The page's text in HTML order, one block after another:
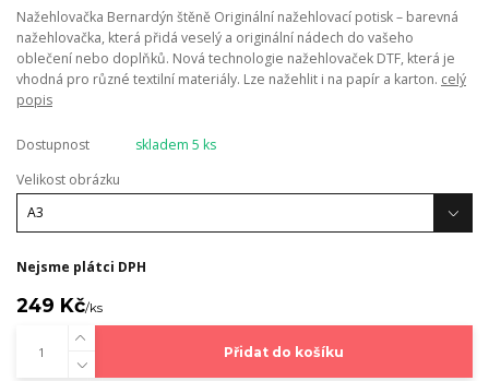
Nažehlovačka Bernardýn štěně Originální nažehlovací potisk – barevná
nažehlovačka, která přidá veselý a originální nádech do vašeho
oblečení nebo doplňků. Nová technologie nažehlovaček DTF, která je
vhodná pro různé textilní materiály. Lze nažehlit i na papír a karton. celý
popis
Dostupnost
skladem 5 ks
Velikost obrázku
Nejsme plátci DPH
249 Kč/ks
Přidat do košíku